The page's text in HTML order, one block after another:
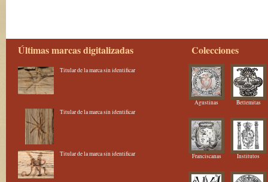
Últimas marcas digitalizadas
Titular de la marca sin identificar
Titular de la marca sin identificar
Titular de la marca sin identificar
Colecciones
Agustinas Betlemitas
Franciscanas Institutos